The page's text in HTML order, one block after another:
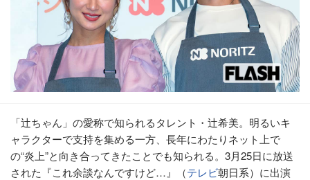
「辻ちゃん」の愛称で知られるタレント・辻希美。明るいキ
ャラクターで支持を集める一方、長年にわたりネット上で
の“炎上”と向き合ってきたことでも知られる。3月25日に放送
された『これ余談なんですけど…』（テレビ朝日系）に出演